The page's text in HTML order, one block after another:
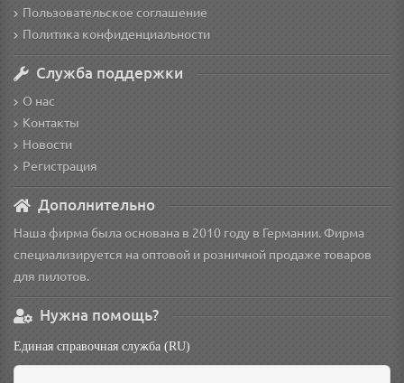
Пользовательское соглашение
Политика конфиденциальности
Служба поддержки
О нас
Контакты
Новости
Регистрация
Дополнительно
Наша фирма была основана в 2010 году в Германии. Фирма
специализируется на оптовой и розничной продаже товаров
для пилотов.
Нужна помощь?
Единая справочная служба (RU)
non